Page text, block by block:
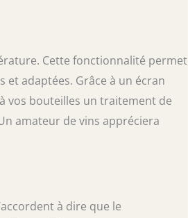
Cette fonctionnalité permet
adaptées. Grâce à un écran
vos bouteilles un traitement de
amateur de vins appréciera
à dire que le